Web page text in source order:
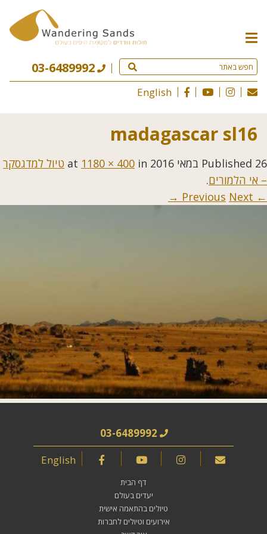
תפריט
האתר
03-6489992
English
madagascar sl16
Published 26 במאי 2016 1180 × 400 in
טיול למדגסקר
– אי הלמורים.
← Previous
Next →
03-6489992
English
דף הבית
יעדים בעולם
טיולים בהתאמה אישית
אירועים וטיולים לחברות